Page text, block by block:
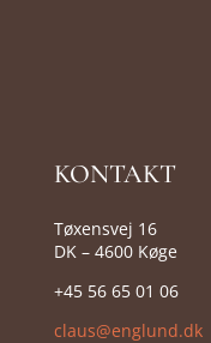
KONTAKT
Tøxensvej 16
DK – 4600 Køge
+45 56 65 01 06
claus@englund.dk